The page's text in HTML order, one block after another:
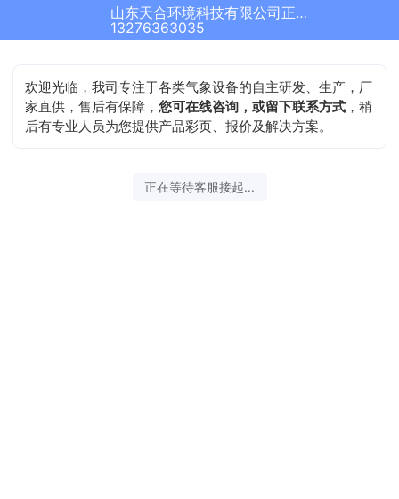
山东天合环境科技有限公司正在为您服务
13276363035
欢迎光临，我司专注于各类气象设备的自主研发、生产，厂
家直供，售后有保障，您可在线咨询，或留下联系方式 ，稍
后有专业人员为您提供产品彩页、报价及解决方案。
正在等待客服接起...